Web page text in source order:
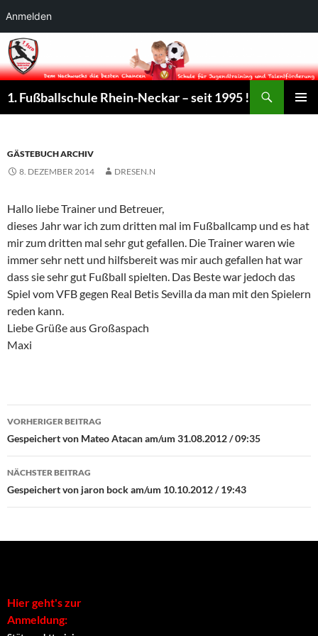
Anmelden
1. Fußballschule Rhein-Neckar – seit 1995 !
GÄSTEBUCH ARCHIV
8. DEZEMBER 2014
DRESEN.N
Hallo liebe Trainer und Betreuer,
dieses Jahr war ich zum dritten mal im Fußballcamp und es hat
mir zum dritten mal sehr gut gefallen. Die Trainer waren wie
immer sehr nett und hilfsbereit was mir auch gefallen hat war
dass sie sehr gut Fußball spielten. Das Beste war jedoch das
Spiel vom VFB gegen Real Betis Sevilla da man mit den Spielern
reden kann.
Liebe Grüße aus Großaspach
Maxi
Beitrags-
Navigation
VORHERIGER BEITRAG
Gespeichert von Mateo Atacan am/um 31.08.2012 / 09:35
NÄCHSTER BEITRAG
Gespeichert von jaron bock am/um 10.10.2012 / 19:43
Hier geht's zur
Anmeldung: